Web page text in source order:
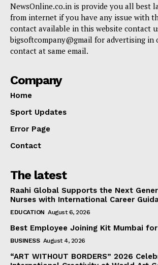
NewsOnline.co.in is provide you all best
from internet if you have any issue with
contact available in this website contact
bigsoftcompany@gmail for advertising in
contact at same email.
Company
Home
Sport Updates
Error Page
Contact
The latest
Raahi Global Supports the Next
Nurses with International Career
EDUCATION August 6, 2026
Best Employee Joining Kit Mumbai
BUSINESS August 4, 2026
“ART WITHOUT BORDERS” 2026